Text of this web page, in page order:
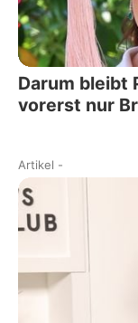
Darum bleibt
vorerst nur
Artikel -